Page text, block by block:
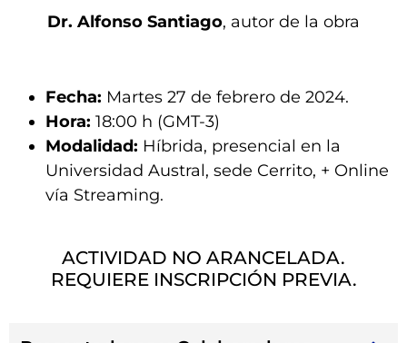
Dr. Alfonso Santiago, autor de la obra
Fecha: Martes 27 de febrero de 2024.
Hora: 18:00 h (GMT-3)
Modalidad: Híbrida, presencial en la
Universidad Austral, sede Cerrito, + Online
vía Streaming.
ACTIVIDAD NO ARANCELADA.
REQUIERE INSCRIPCIÓN PREVIA.